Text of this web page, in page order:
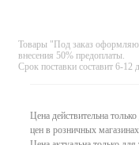
Товары "Под заказ
внесения 50% предоплаты.
Срок поставки составит 6-12
Цена действительна
цен в розничных